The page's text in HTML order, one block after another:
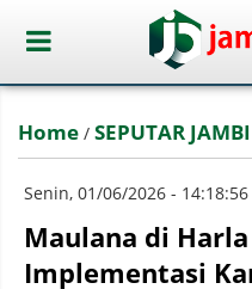
Home / SEPUTAR JAMBI
Senin, 01/06/2026 - 14:18:56
Maulana di
Implementasi